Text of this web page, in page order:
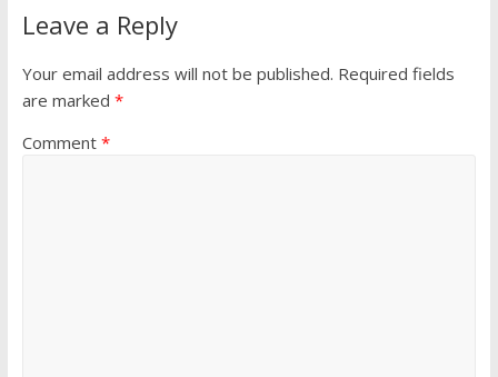
Leave a Reply
Your email address will not be published. Required fields
are marked *
Comment *